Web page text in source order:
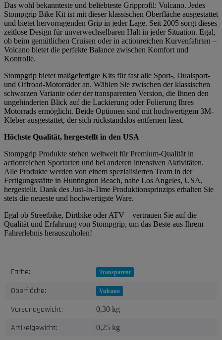
Das wohl bekannteste und beliebteste Gripprofil: Volcano. Jedes
Stompgrip Bike Kit ist mit dieser klassischen Oberfläche ausgestattet
und bietet hervorragenden Grip in jeder Lage. Seit 2005 sorgt dieses
zeitlose Design für unverwechselbaren Halt in jeder Situation. Egal,
ob beim gemütlichen Cruisen oder in actionreichen Kurvenfahrten –
Volcano bietet die perfekte Balance zwischen Komfort und
Kontrolle.
Stompgrip bietet maßgefertigte Kits für fast alle Sport-, Dualsport-
und Offroad-Motorräder an. Wählen Sie zwischen der klassischen
schwarzen Variante oder der transparenten Version, die Ihnen den
ungehinderten Blick auf die Lackierung oder Folierung Ihres
Motorrads ermöglicht. Beide Optionen sind mit hochwertigem 3M-
Kleber ausgestattet, der sich rückstandslos entfernen lässt.
Höchste Qualität, hergestellt in den USA
Stompgrip Produkte stehen weltweit für Premium-Qualität in
actionreichen Sportarten und bei anderen intensiven Aktivitäten.
Alle Produkte werden von einem spezialisierten Team in der
Fertigungsstätte in Huntington Beach, nahe Los Angeles, USA,
hergestellt. Dank des Just-In-Time Produktionsprinzips erhalten Sie
stets die neueste und hochwertigste Ware.
Egal ob Streetbike, Dirtbike oder ATV – vertrauen Sie auf die
Qualität und Erfahrung von Stompgrip, um das Beste aus Ihrem
Fahrerlebnis herauszuholen!
Produkteigenschaft
Wert
Farbe: Transparent
Oberfläche: Vulcano
Versandgewicht: 0,30 kg
Artikelgewicht: 0,25 kg